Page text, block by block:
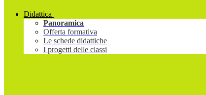
Didattica
Panoramica
Offerta formativa
Le schede didattiche
I progetti delle classi